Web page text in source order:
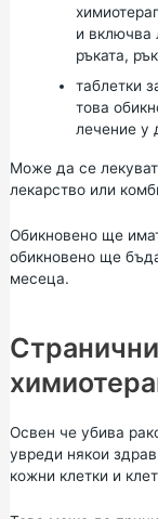
и включва
ръката,
таблетки
това
лечение у
Може да се
лекарство или
Обикновено ще
обикновено ще
месеца.
Освен че убива
увреди някои
кожни клетки и